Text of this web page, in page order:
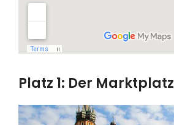
Platz 1: Der Marktplatz